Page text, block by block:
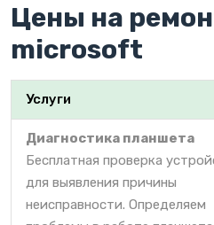
Цены на
microsoft
Услуги
Диагностика планшета
Бесплатная проверка
для выявления причины
неисправности. Определяем